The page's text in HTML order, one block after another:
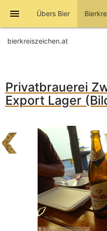
menu Übers Bier
bierkreiszeichen.at
Privatbrauerei
Export Lager